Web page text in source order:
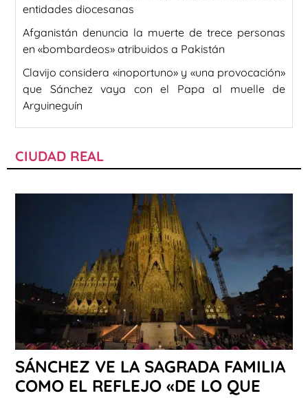
entidades diocesanas
Afganistán denuncia la muerte de trece personas
en «bombardeos» atribuidos a Pakistán
Clavijo considera «inoportuno» y «una provocación»
que Sánchez vaya con el Papa al muelle de
Arguineguín
CIUDAD REAL
SÁNCHEZ VE LA SAGRADA FAMILIA
COMO EL REFLEJO «DE LO QUE